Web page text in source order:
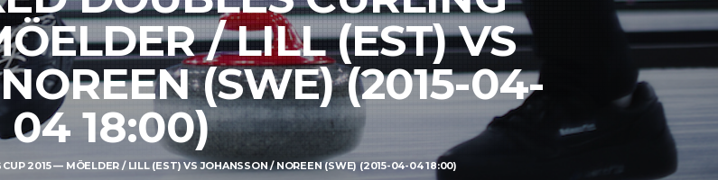
/ LILL (EST) VS
(SWE) (2015-04-
04 18:00)
2015 — MÖELDER / LILL (EST) VS JOHANSSON / NOREEN (SWE) (2015-04-04 18:00)